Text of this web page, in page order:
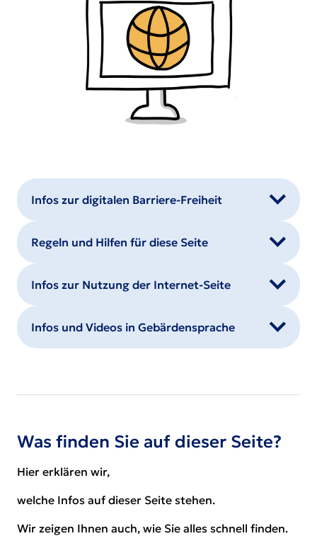
Infos zur digitalen Barriere-Freiheit
Regeln und Hilfen für diese Seite
Infos zur Nutzung der Internet-Seite
Infos und Videos in Gebärdensprache
Was finden Sie auf dieser Seite?
Hier erklären wir,
welche Infos auf dieser Seite stehen.
Wir zeigen Ihnen auch, wie Sie alles schnell finden.